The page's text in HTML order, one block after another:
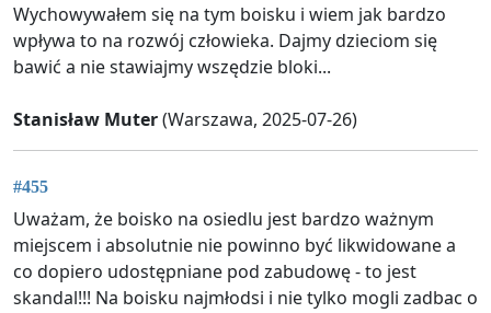
Wychowywałem się na tym boisku i wiem jak bardzo
wpływa to na rozwój człowieka. Dajmy dzieciom się
bawić a nie stawiajmy wszędzie bloki...
Stanisław Muter(Warszawa, 2025-07-26)
#455
Uważam, że boisko na osiedlu jest bardzo ważnym
miejscem i absolutnie nie powinno być likwidowane a
co dopiero udostępniane pod zabudowę - to jest
skandal!!! Na boisku najmłodsi i nie tylko mogli zadbac o